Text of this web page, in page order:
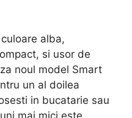
alba,
si usor de
noul model Smart
un al doilea
in bucatarie sau
mai mici este